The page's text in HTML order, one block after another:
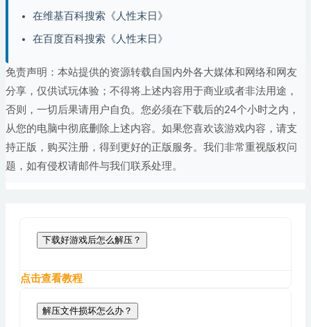
在维基百科搜索《人性末日》
在百度百科搜索《人性末日》
免责声明：本站提供的资源转载自国内外各大媒体和网络和网友
分享，仅供试玩体验；不得将上述内容用于商业或者非法用途，
否则，一切后果请用户自负。您必须在下载后的24个小时之内，
从您的电脑中彻底删除上述内容。如果您喜欢该游戏内容，请支
持正版，购买注册，得到更好的正版服务。我们非常重视版权问
题，如有侵权请邮件与我们联系处理。
下载好游戏后怎么解压？
点击查看教程
解压文件损坏怎么办？